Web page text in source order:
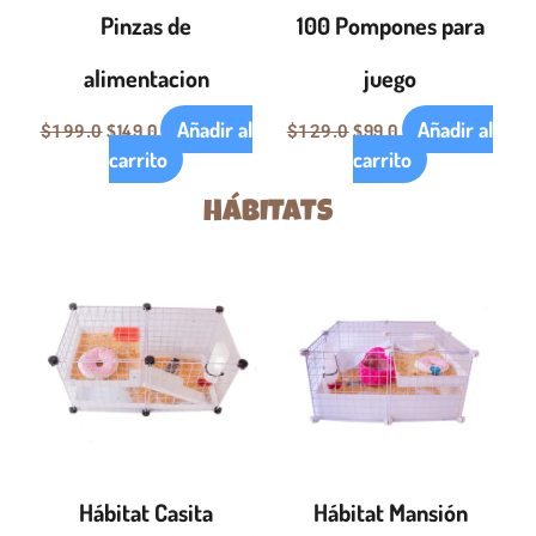
Pinzas de
alimentacion
$199.0$149.0
Añadir al
carrito
100 Pompones para
juego
$129.0$99.0
Añadir al
carrito
HÁBITATS
Hábitat Casita
original
era:
$990.0.
actual
es:
$949.0.
Hábitat Mansión
era:
$1,399.0.$1,349.0.